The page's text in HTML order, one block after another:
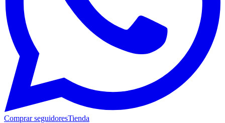
Comprar seguidoresTienda